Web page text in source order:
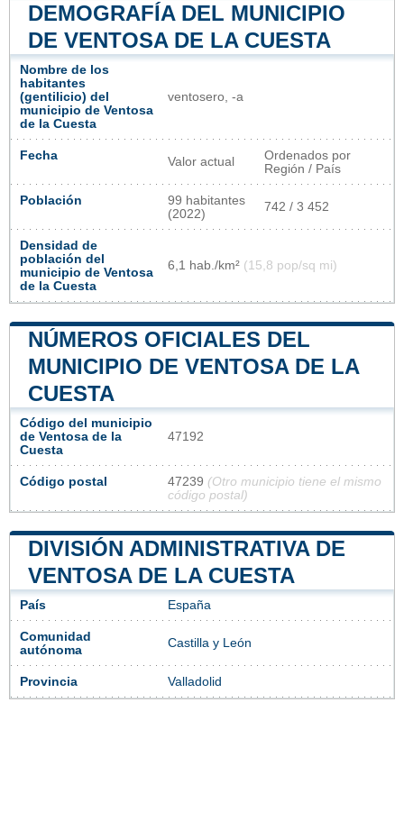
DEMOGRAFÍA DEL MUNICIPIO
DE VENTOSA DE LA CUESTA
Nombre de los
habitantes
(gentilicio) del
municipio de Ventosa
de la Cuesta
ventosero, -a
Fecha Valor actual
Ordenados por
Región / País
Población
99 habitantes
(2022)
742 / 3 452
Densidad de
población del
municipio de Ventosa
de la Cuesta
6,1 hab./km² (15,8 pop/sq mi)
NÚMEROS OFICIALES DEL
MUNICIPIO DE VENTOSA DE LA
CUESTA
Código del municipio
de Ventosa de la
Cuesta
47192
Código postal 47239 (Otro municipio tiene el mismo
código postal)
DIVISIÓN ADMINISTRATIVA DE
VENTOSA DE LA CUESTA
País España
Comunidad
autónoma
Castilla y León
Provincia Valladolid